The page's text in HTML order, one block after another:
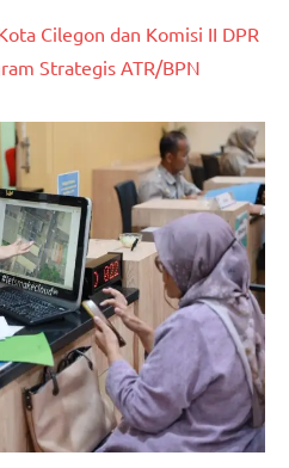
Cilegon dan Komisi II DPR
Strategis ATR/BPN